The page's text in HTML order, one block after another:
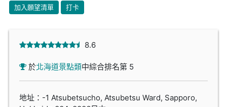
加入願望清單 打卡
8.6
於北海道景點類中綜合排名第 5
地址：-1 Atsubetsucho, Atsubetsu Ward, Sapporo,